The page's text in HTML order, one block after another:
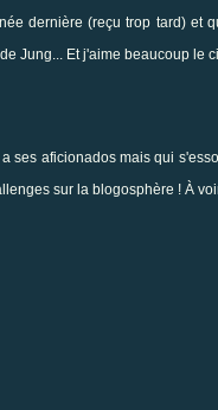
dernière (reçu trop tard) et
Jung... Et j'aime beaucoup le
ses aficionados mais qui
sur la blogosphère ! À